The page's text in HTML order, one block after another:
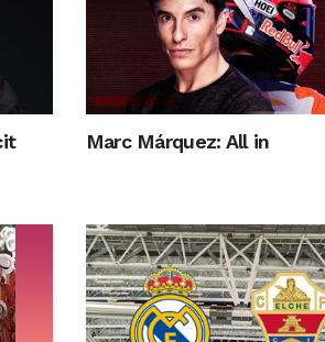
Marc Márquez: All in